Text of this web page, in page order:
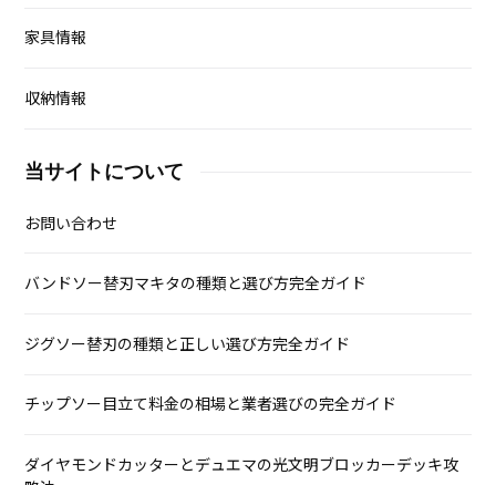
家具情報
収納情報
当サイトについて
お問い合わせ
バンドソー替刃マキタの種類と選び方完全ガイド
ジグソー替刃の種類と正しい選び方完全ガイド
チップソー目立て料金の相場と業者選びの完全ガイド
ダイヤモンドカッターとデュエマの光文明ブロッカーデッキ攻